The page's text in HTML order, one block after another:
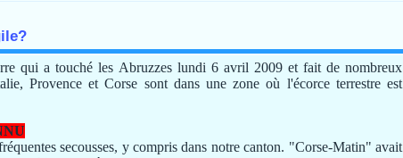
qui a touché les Abruzzes lundi 6 avril 2009 et fait de nombreux
Provence et Corse sont dans une zone où l'écorce terrestre est
secousses, y compris dans notre canton. "Corse-Matin" avait